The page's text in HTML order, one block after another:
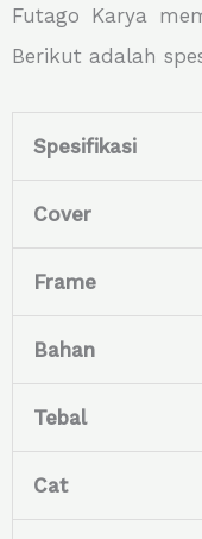
Futago Karya
Berikut adalah
Spesifikasi
Cover
Frame
Bahan
Tebal
Cat